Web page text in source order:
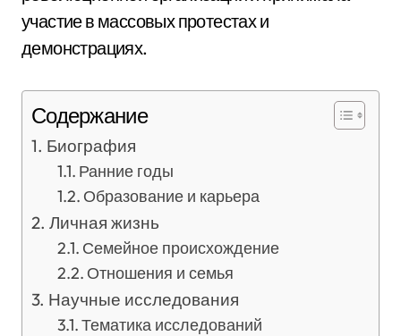
участие в массовых протестах и
демонстрациях.
Содержание
Биография
Ранние годы
Образование и карьера
Личная жизнь
Семейное происхождение
Отношения и семья
Научные исследования
Тематика исследований